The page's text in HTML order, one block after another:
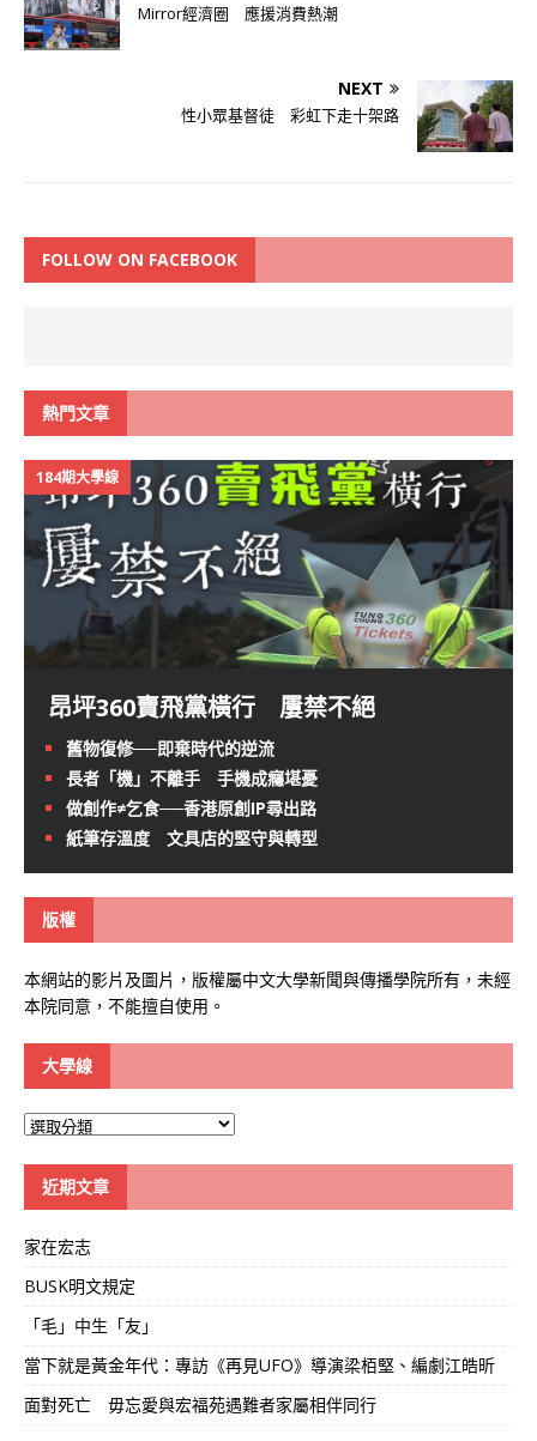
Mirror經濟圈 應援消費熱潮
NEXT
性小眾基督徒 彩虹下走十架路
FOLLOW ON FACEBOOK
熱門文章
184期大學線
昂坪360賣飛黨橫行 屢禁不絕
舊物復修──即棄時代的逆流
長者「機」不離手 手機成癮堪憂
做創作≠乞食──香港原創IP尋出路
紙筆存溫度 文具店的堅守與轉型
版權
本網站的影片及圖片，版權屬中文大學新聞與傳播學院所有，未經
本院同意，不能擅自使用。
大學線
大
近期文章
家在宏志
BUSK明文規定
「毛」中生「友」
當下就是黃金年代：專訪《再見UFO》導演梁栢堅、編劇江皓昕
面對死亡 毋忘愛與宏福苑遇難者家屬相伴同行